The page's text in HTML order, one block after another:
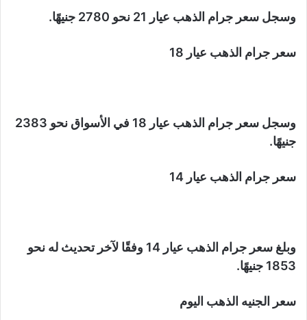
وسجل سعر جرام الذهب عيار 21 نحو 2780 جنيهًا.
سعر جرام الذهب عيار 18
وسجل سعر جرام الذهب عيار 18 في الأسواق نحو 2383
جنيهًا.
سعر جرام الذهب عيار 14
وبلغ سعر جرام الذهب عيار 14 وفقًا لآخر تحديث له نحو
1853 جنيهًا.
سعر الجنيه الذهب اليوم